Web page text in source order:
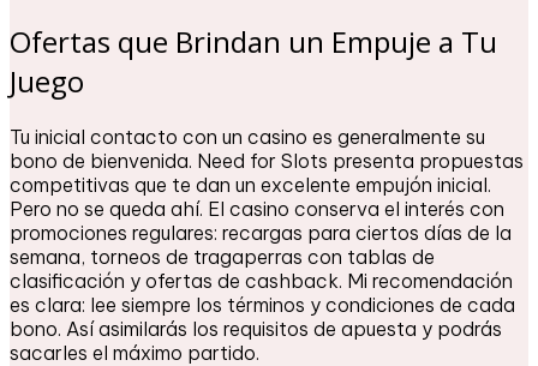
Ofertas que Brindan un Empuje a Tu
Juego
Tu inicial contacto con un casino es generalmente su
bono de bienvenida. Need for Slots presenta propuestas
competitivas que te dan un excelente empujón inicial.
Pero no se queda ahí. El casino conserva el interés con
promociones regulares: recargas para ciertos días de la
semana, torneos de tragaperras con tablas de
clasificación y ofertas de cashback. Mi recomendación
es clara: lee siempre los términos y condiciones de cada
bono. Así asimilarás los requisitos de apuesta y podrás
sacarles el máximo partido.